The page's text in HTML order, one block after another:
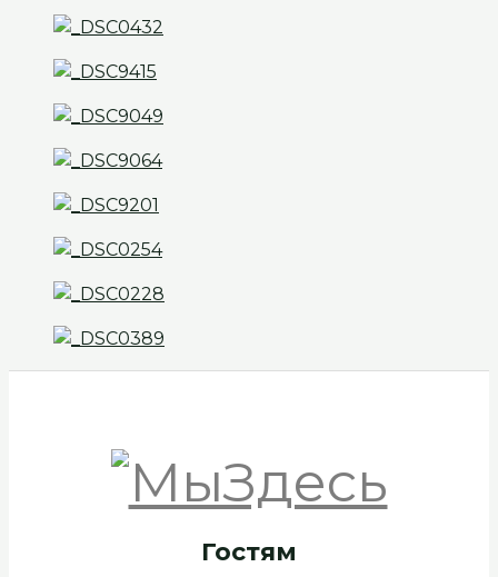
Гостям